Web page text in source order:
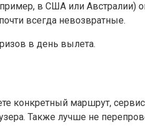
в США или Австралии)
всегда невозвратные.
в день вылета.
конкретный маршрут,
Также лучше не